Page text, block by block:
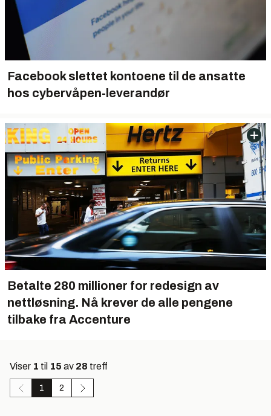
Facebook slettet kontoene til de ansatte
hos cybervåpen-leverandør
Betalte 280 millioner for redesign av
nettløsning. Nå krever de alle pengene
tilbake fra Accenture
Viser 1 til 15 av 28 treff
1 2